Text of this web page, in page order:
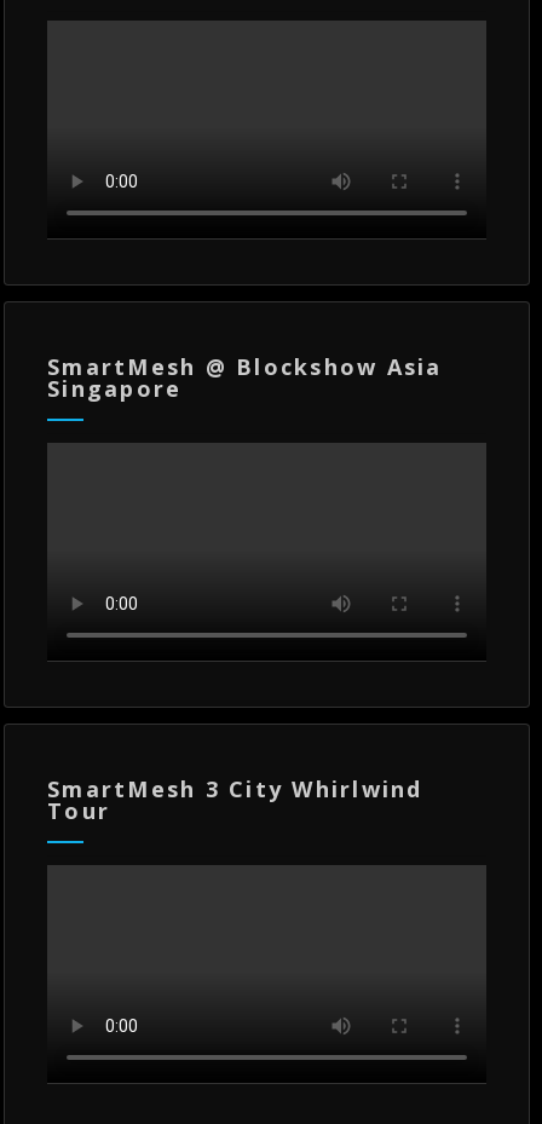
SmartMesh @ Blockshow Asia
Singapore
SmartMesh 3 City Whirlwind
Tour